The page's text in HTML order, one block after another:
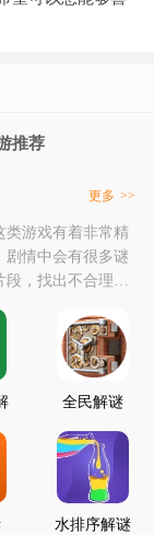
推荐
更多 >>
类游戏有着非常精
剧情中会有很多谜
，找出不合理的
全民解谜
水排序解谜